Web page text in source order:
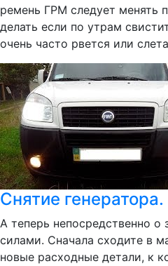
ремень ГРМ следует менять
делать если по утрам
очень часто рвется или
Снятие
А теперь непосредственно
силами. Сначала сходите в
новые расходные детали, к